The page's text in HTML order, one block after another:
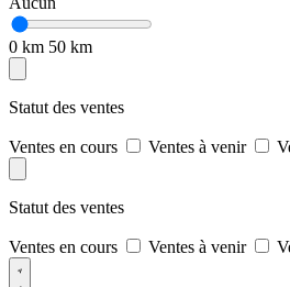
0 km 50 km
Statut des ventes
Ventes en cours Ventes à venir
Statut des ventes
Ventes en cours Ventes à venir